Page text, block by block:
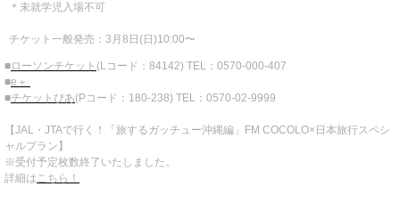
＊未就学児入場不可
チケット一般発売：3月8日(日)10:00〜
■ローソンチケット (Lコード：84142) TEL：0570-000-407
■e＋
■チケットぴあ(Pコード：180-238) TEL：0570-02-9999
【JAL・JTAで行く！「旅するガッチュー沖縄編」FM COCOLO×日本旅行スペシ
ャルプラン】
※受付予定枚数終了いたしました。
詳細はこちら！